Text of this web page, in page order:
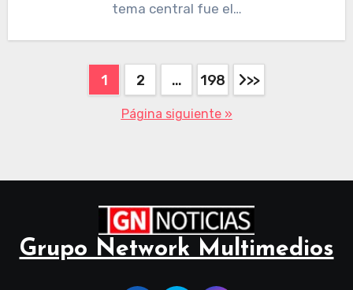
tema central fue el…
1 2 … 198
Página siguiente »
Grupo Network Multimedios